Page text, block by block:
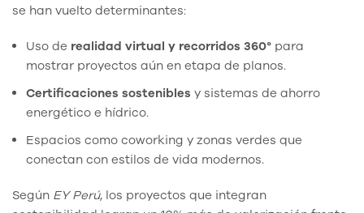
se han vuelto determinantes:
Uso de realidad virtual y recorridos 360° para
mostrar proyectos aún en etapa de planos.
Certificaciones sostenibles y sistemas de ahorro
energético e hídrico.
Espacios como coworking y zonas verdes que
conectan con estilos de vida modernos.
Según EY Perú, los proyectos que integran